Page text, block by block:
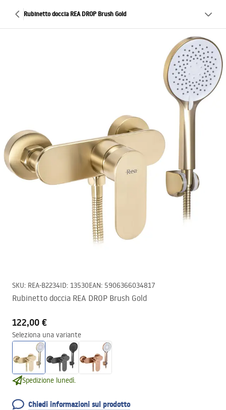
Rubinetto doccia REA DROP Brush Gold
SKU: REA-B2234ID: 13530EAN: 5906366034817
Rubinetto doccia REA DROP Brush Gold
122,00 €
Seleziona una variante
Spedizione lunedì.
Chiedi informazioni sul prodotto